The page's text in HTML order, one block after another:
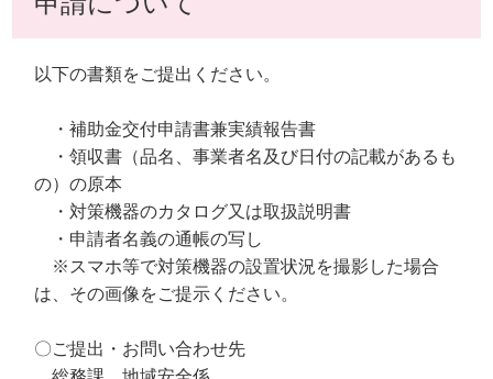
以下の書類をご提出ください。
・補助金交付申請書兼実績報告書
・領収書（品名、事業者名及び日付の記載があるも
の）の原本
・対策機器のカタログ又は取扱説明書
・申請者名義の通帳の写し
※スマホ等で対策機器の設置状況を撮影した場合
は、その画像をご提示ください。
〇ご提出・お問い合わせ先